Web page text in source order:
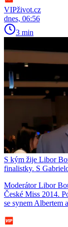
VIPživot.cz
dnes, 06:56
3 min
S kým žije Libor
finalistky. S
Moderátor Libor
České Miss 2014.
se synem Albertem